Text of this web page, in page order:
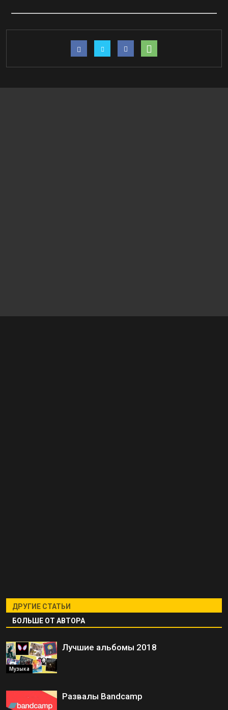
ДРУГИЕ СТАТЬИ
БОЛЬШЕ ОТ АВТОРА
Музыка
Лучшие альбомы 2018
Развалы Bandcamp